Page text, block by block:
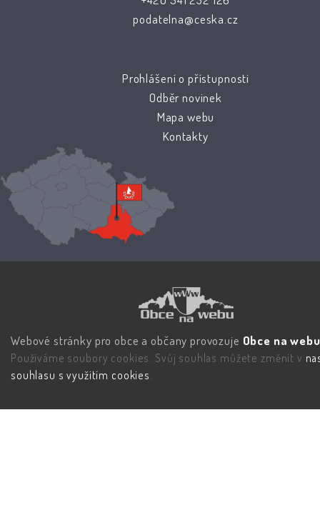
podatelna@ceska.cz
Prohlášení o přístupnosti
Odběr novinek
Mapa webu
Kontakty
Webové stránky pro obce a občany provozuje Obce na
Používáme soubory cookies. Svůj souhlas můžete změnit v
souhlasu s využitím cookies.